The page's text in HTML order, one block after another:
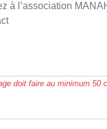
doit faire au minimum 50